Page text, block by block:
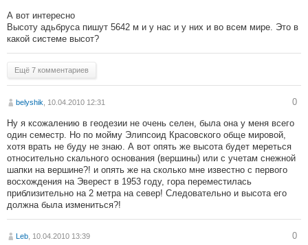
А вот интересно
Высоту адьбруса пишут 5642 м и у нас и у них и во всем мире. Это в
какой системе высот?
Ещё 7 комментариев
belyshik , 10.04.2010 12:31 0
Ну я ксожалению в геодезии не очень селен, была она у меня всего
один семестр. Но по мойму Элипсоид Красовского обще мировой,
хотя врать не буду не знаю. А вот опять же высота будет мереться
относительно скального основания (вершины) или с учетам снежной
шапки на вершине?! и опять же на сколько мне известно с первого
восхождения на Эверест в 1953 году, гора переместилась
приблизительно на 2 метра на север! Следовательно и высота его
должна была измениться?!
Leb , 10.04.2010 13:39 0